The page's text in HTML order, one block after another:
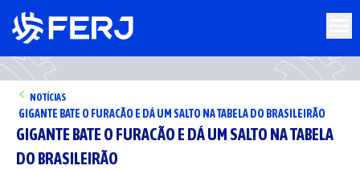
NOTÍCIAS
GIGANTE BATE O FURACÃO E DÁ UM SALTO NA TABELA DO BRASILEIRÃO
GIGANTE BATE O FURACÃO E DÁ UM SALTO NA TABELA
DO BRASILEIRÃO